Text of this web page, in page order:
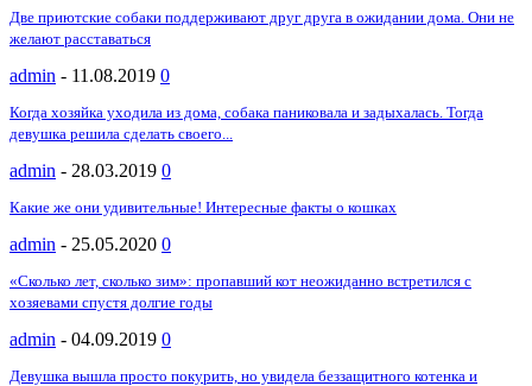
Две приютские собаки поддерживают друг друга в ожидании дома. Они не
желают расставаться
admin - 11.08.2019 0
Когда хозяйка уходила из дома, собака паниковала и задыхалась. Тогда
девушка решила сделать своего...
admin - 28.03.2019 0
Какие же они удивительные! Интересные факты о кошках
admin - 25.05.2020 0
«Сколько лет, сколько зим»: пропавший кот неожиданно встретился с
хозяевами спустя долгие годы
admin - 04.09.2019 0
Девушка вышла просто покурить, но увидела беззащитного котенка и